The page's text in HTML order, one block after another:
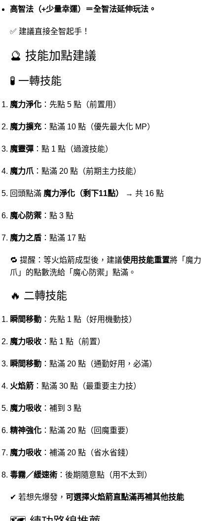
高智法（+少量幸運）＝全智法延伸玩法。
✅ 建議直接全智起手 ！
🔮 技能加點建議
🧪 一轉技能
魔力淨化 ： 先點 5 點（前置用）
魔力擴充 ： 點滿 10 點（優先最大化 MP）
魔靈彈 ： 點 1 點（過渡技能）
魔力爪 ： 點滿 20 點（前期主力技能）
回頭點滿 魔力淨化（剩下11點） → 共 16 點
魔心防禦 ： 點 3 點
魔力之盾 ： 點滿 17 點
🔁 提醒： 等火焰箭成型後， 建議使用技能重置將「 魔力
爪」 的點數洗給「 魔心防禦」 點滿 。
🔥 二轉技能
瞬間移動 ： 先點 1 點（好用機動技）
魔力吸收 ： 點 1 點（前置）
瞬間移動 ： 點滿 20 點（通勤好用， 必滿）
火焰箭 ： 點滿 30 點（最重要主力技）
魔力吸收 ： 補到 3 點
精神強化 ： 點滿 20 點（回 魔重要）
魔力吸收 ： 補滿 20 點（省水省錢）
毒霧／緩速術 ： 後期 隨意點（用 不太到）
✔ 若想先爆發， 可選擇火焰箭直點滿再補其他技能